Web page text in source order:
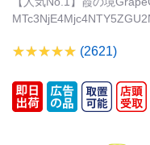
(2621)